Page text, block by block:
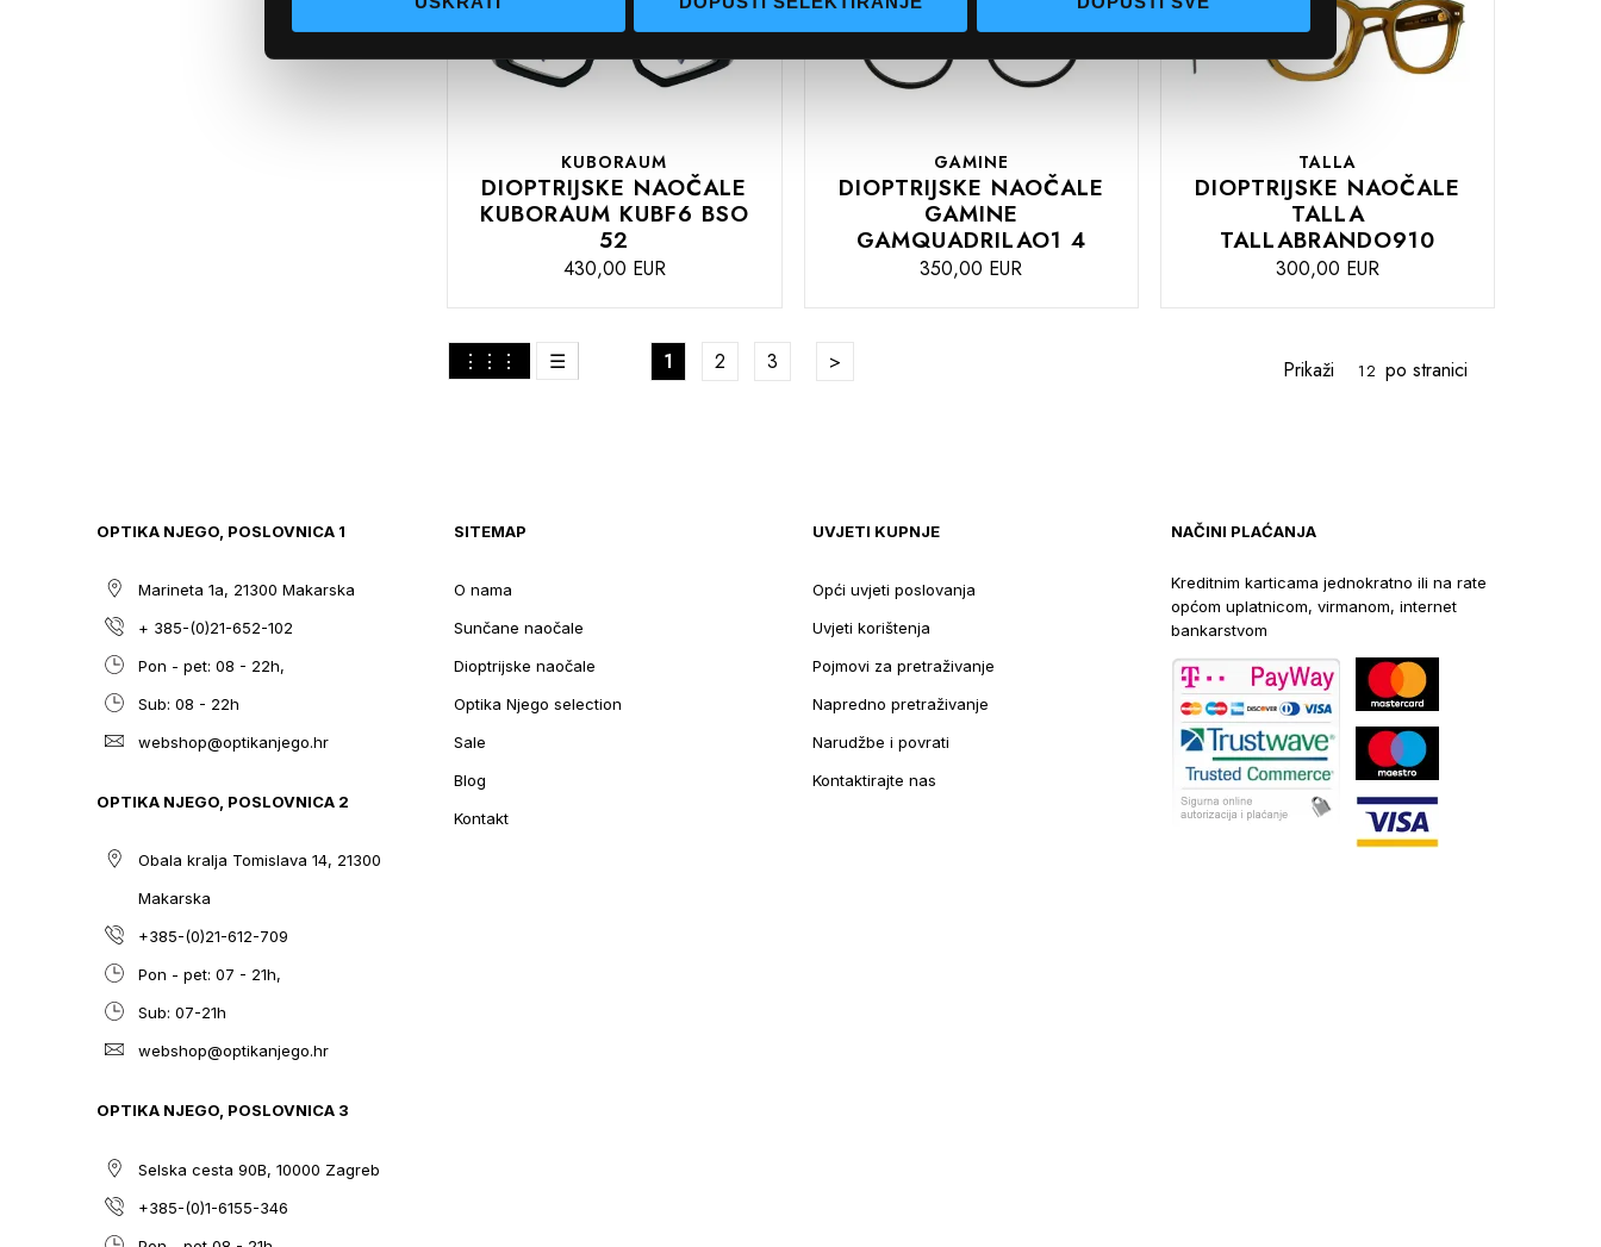
KUBORAUM
DIOPTRIJSKE NAOČALE
KUBORAUM KUBF6 BSO
52
430,00 EUR
KOŠARICU
GAMINE
DIOPTRIJSKE NAOČALE
GAMINE
GAMQUADRILAO1 4
350,00 EUR
KOŠARICU
TALLA
DIOPTRIJSKE NAOČALE
TALLA
TALLABRANDO910
300,00 EUR
Pogledajte
kao
Mreža StranicaTrenutno pregledavate stranicu
1 Stranica
2 Stranica
3 Prikaži po stranici
OPTIKA NJEGO, POSLOVNICA 1
Marineta 1a, 21300 Makarska
+ 385-(0)21-652-102
Pon - pet: 08 - 22h,
Sub: 08 - 22h
webshop@optikanjego.hr
OPTIKA NJEGO, POSLOVNICA 2
Obala kralja Tomislava 14, 21300
Makarska
+385-(0)21-612-709
Pon - pet: 07 - 21h,
Sub: 07-21h
webshop@optikanjego.hr
OPTIKA NJEGO, POSLOVNICA 3
Selska cesta 90B, 10000 Zagreb
+385-(0)1-6155-346
SITEMAP
O nama
Sunčane naočale
Dioptrijske naočale
Optika Njego selection
Sale
Blog
Kontakt
UVJETI KUPNJE
Opći uvjeti poslovanja
Uvjeti korištenja
Pojmovi za pretraživanje
Napredno pretraživanje
Narudžbe i povrati
Kontaktirajte nas
NAČINI PLAĆANJA
Kreditnim karticama jednokratno ili na rate
općom uplatnicom, virmanom, internet
bankarstvom